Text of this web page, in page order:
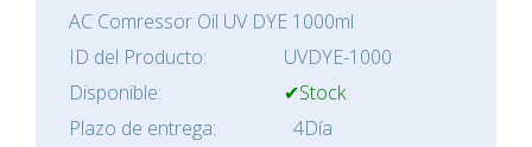
AC Comressor Oil UV DYE 1000ml
ID del Producto:
UVDYE-1000
Disponible:
✔Stock
Plazo de entrega:
4Día